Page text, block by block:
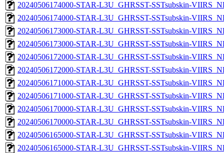
20240506174000-STAR-L3U_GHRSST-SSTsubskin-
20240506174000-STAR-L3U_GHRSST-SSTsubskin-
20240506173000-STAR-L3U_GHRSST-SSTsubskin-
20240506173000-STAR-L3U_GHRSST-SSTsubskin-
20240506172000-STAR-L3U_GHRSST-SSTsubskin-
20240506172000-STAR-L3U_GHRSST-SSTsubskin-
20240506171000-STAR-L3U_GHRSST-SSTsubskin-
20240506171000-STAR-L3U_GHRSST-SSTsubskin-
20240506170000-STAR-L3U_GHRSST-SSTsubskin-
20240506170000-STAR-L3U_GHRSST-SSTsubskin-
20240506165000-STAR-L3U_GHRSST-SSTsubskin-
20240506165000-STAR-L3U_GHRSST-SSTsubskin-